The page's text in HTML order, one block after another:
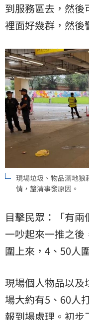
到服務區去，然後
裡面好幾群，然後
現場垃圾、物品滿地狼
情，釐清事發原因。
目擊民眾：「有兩
一吵起來一推之
圍上來，4、50人
現場個人物品以及
場大約有5、60人
報到場處理。初